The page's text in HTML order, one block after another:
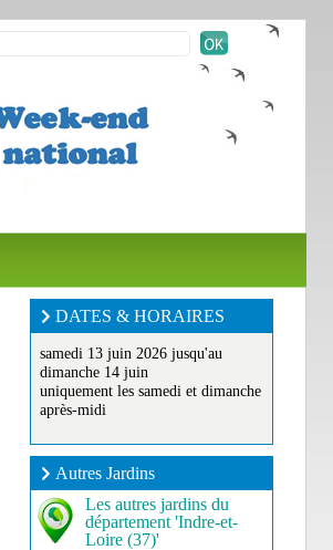
DATES & HORAIRES
samedi 13 juin 2026 jusqu'au
dimanche 14 juin
uniquement les samedi et dimanche
après-midi
Autres Jardins
Les autres jardins du
département 'Indre-et-
Loire (37)'